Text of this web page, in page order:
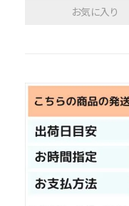
お気に入り